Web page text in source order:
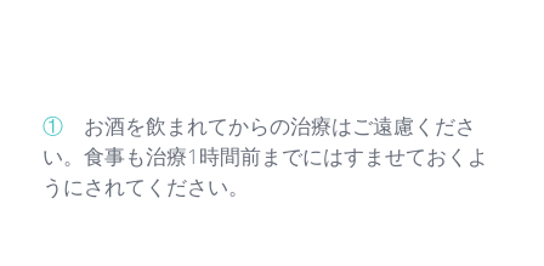
① お酒を飲まれてからの治療はご遠慮くださ
い。食事も治療1時間前までにはすませておくよ
うにされてください。